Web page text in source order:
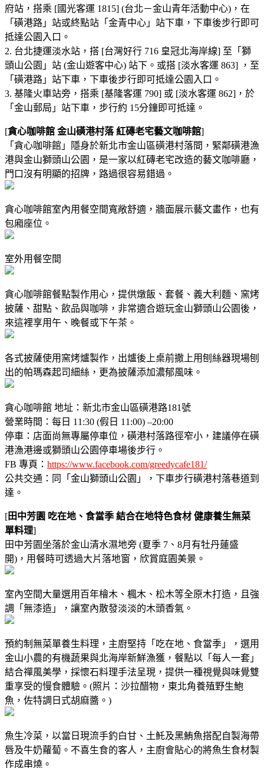
府站，搭乘 [國光客運 1815] (台北－金山青年活動中心)，在
「磺港路」站或終點站「金青中心」站下車，下車後步行即可
抵達公園入口。
2. 台北捷運淡水站，搭 [台灣好行 716 皇冠北海岸線] 至「獅
頭山公園」站 (金山遊客中心) 站下。或搭 [淡水客運 863] ，至
「磺港路」站下車，下車後步行即可抵達公園入口。
3. 基隆火車站旁，搭乘 [基隆客運 790] 或 [淡水客運 862]，於
「金山郵局」站下車，步行約 15分鐘即可抵達。
[貪心咖啡館 金山磺港村落 紅磚老宅藝文咖啡館]
「貪心咖啡館」隱身於新北市金山區磺港村落間，緊鄰磺港漁
港與金山獅頭山公園，是一家以紅磚老宅改造的藝文咖啡廳，
門口沒有明顯的招牌，路過很容易錯過。
貪心咖啡館室內用餐空間寬敞舒適，牆面展示藝文畫作，也有
包廂座位。
室外用餐空間
貪心咖啡館餐點製作用心，提供燉飯、套餐、義大利麵、窯烤
披薩、甜點、飲品與咖啡，非常適合遊玩金山獅頭山公園後，
來這裡享用午、晚餐或下午茶。
各式披薩使用窯烤爐製作，出爐後上桌前撒上用刨絲器現場刨
出的帕瑪森起司細絲，更為披薩添加濃郁風味。
貪心咖啡館 地址：新北市金山區磺港路181號
營業時間：每日 11:30 (假日 11:00) –20:00
停車：店面尚無專屬停車位，磺港村落路徑窄小，建議停在磺
港漁港邊或獅頭山公園停車場後步行。
FB 專頁： https://www.facebook.com/greedycafe181/
公共交通：同「金山獅頭山公園」，下車步行磺港村落巷道到
達。
[田中芳園 吃在地、食當季 結合在地特色食材 健康養生無菜
單料理]
田中芳園坐落於金山清水濕地旁 (夏季 7、8月有牡丹蓮盛
開)，用餐時可透過大片落地窗，欣賞庭園美景。
室內空間大量選用百年檜木、楓木、松木等全原木打造，且強
調「無漆造」，讓室內散發淡淡的木頭香氣。
預約制無菜單養生料理，主廚堅持「吃在地、食當季」，選用
金山小農的有機蔬果與北海岸新鮮漁獲，餐點以「每人一套」
結合禪風美學，採懷石料理手法呈現，提供一種視覺與味覺雙
重享受的慢食體驗。(照片：沙拉醋物，東北角養殖野生鮑
魚，佐特調日式胡麻醬。)
魚生冷菜，以當日現流手釣白甘、土魠及黑鮪魚搭配自製海帶
唇及牛奶蘿蔔。不喜生食的客人，主廚會貼心的將魚生食材製
作成串燒。